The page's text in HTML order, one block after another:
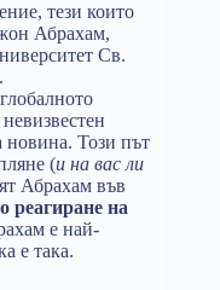
тези които
Абрахам,
Св.
новина. Този път
(и на вас ли
Абрахам във
реагиране на
е най-
е така.